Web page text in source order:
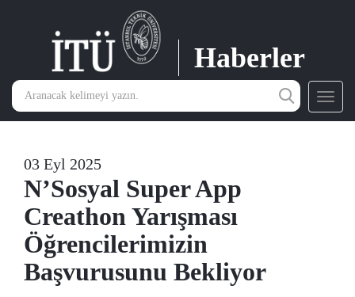
Haberler
03 Eyl 2025
N’Sosyal Super App
Creathon Yarışması
Öğrencilerimizin
Başvurusunu Bekliyor